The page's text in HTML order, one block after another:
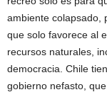
ambiente colapsado,
que solo favorece al
recursos naturales,
democracia. Chile
gobierno nefasto,